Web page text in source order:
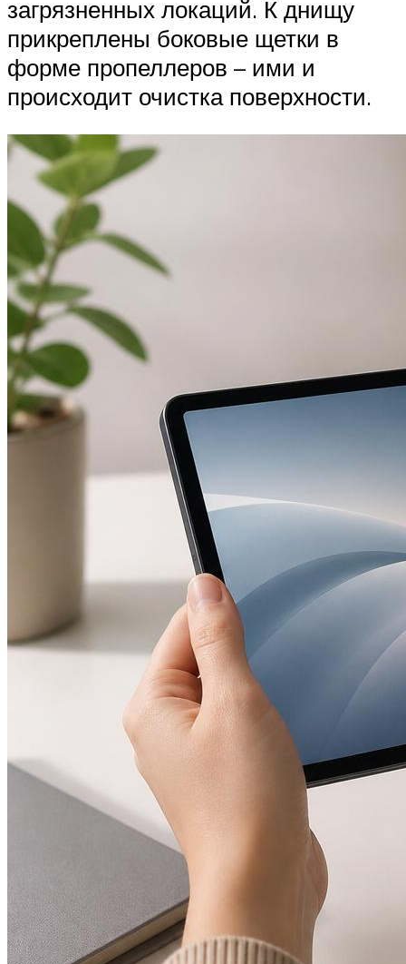
загрязненных локаций. К днищу
прикреплены боковые щетки в
форме пропеллеров – ими и
происходит очистка поверхности.